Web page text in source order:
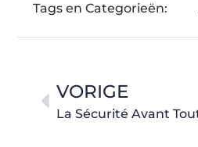
Tags en Categorieën:
VORIGE